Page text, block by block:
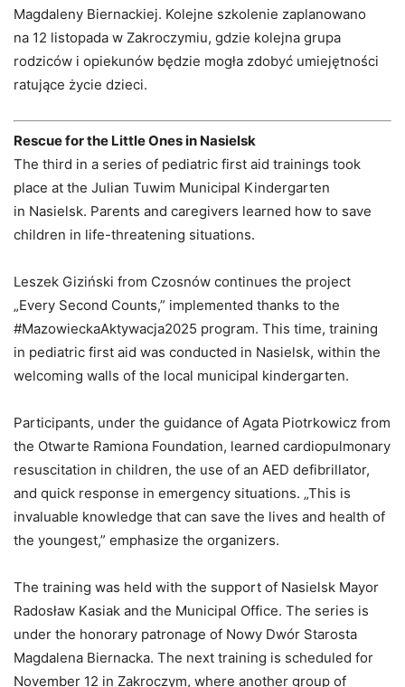
Magdaleny Biernackiej. Kolejne szkolenie zaplanowano
na 12 listopada w Zakroczymiu, gdzie kolejna grupa
rodziców i opiekunów będzie mogła zdobyć umiejętności
ratujące życie dzieci.
Rescue for the Little Ones in Nasielsk
The third in a series of pediatric first aid trainings took
place at the Julian Tuwim Municipal Kindergarten
in Nasielsk. Parents and caregivers learned how to save
children in life-threatening situations.
Leszek Giziński from Czosnów continues the project
„Every Second Counts,” implemented thanks to the
#MazowieckaAktywacja2025 program. This time, training
in pediatric first aid was conducted in Nasielsk, within the
welcoming walls of the local municipal kindergarten.
Participants, under the guidance of Agata Piotrkowicz from
the Otwarte Ramiona Foundation, learned cardiopulmonary
resuscitation in children, the use of an AED defibrillator,
and quick response in emergency situations. „This is
invaluable knowledge that can save the lives and health of
the youngest,” emphasize the organizers.
The training was held with the support of Nasielsk Mayor
Radosław Kasiak and the Municipal Office. The series is
under the honorary patronage of Nowy Dwór Starosta
Magdalena Biernacka. The next training is scheduled for
November 12 in Zakroczym, where another group of